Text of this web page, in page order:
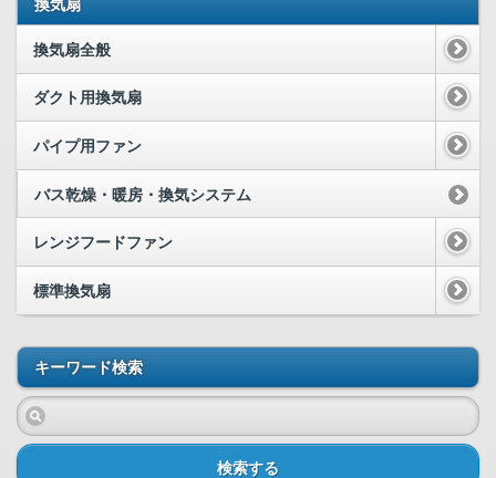
換気扇
換気扇全般
ダクト用換気扇
パイプ用ファン
バス乾燥・暖房・換気システム
レンジフードファン
標準換気扇
キーワード検索
検索する